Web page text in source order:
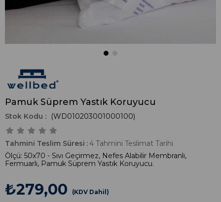
Pamuk Süprem Yastık Koruyucu
(WD010203001000100)
Tahmini Teslim Süresi :4 Tahmini Teslimat Tarihi
Ölçü: 50x70 - Sıvı Geçirmez, Nefes Alabilir Membranlı,
Fermuarlı, Pamuk Süprem Yastık Koruyucu.
₺279,00 (KDV Dahil)